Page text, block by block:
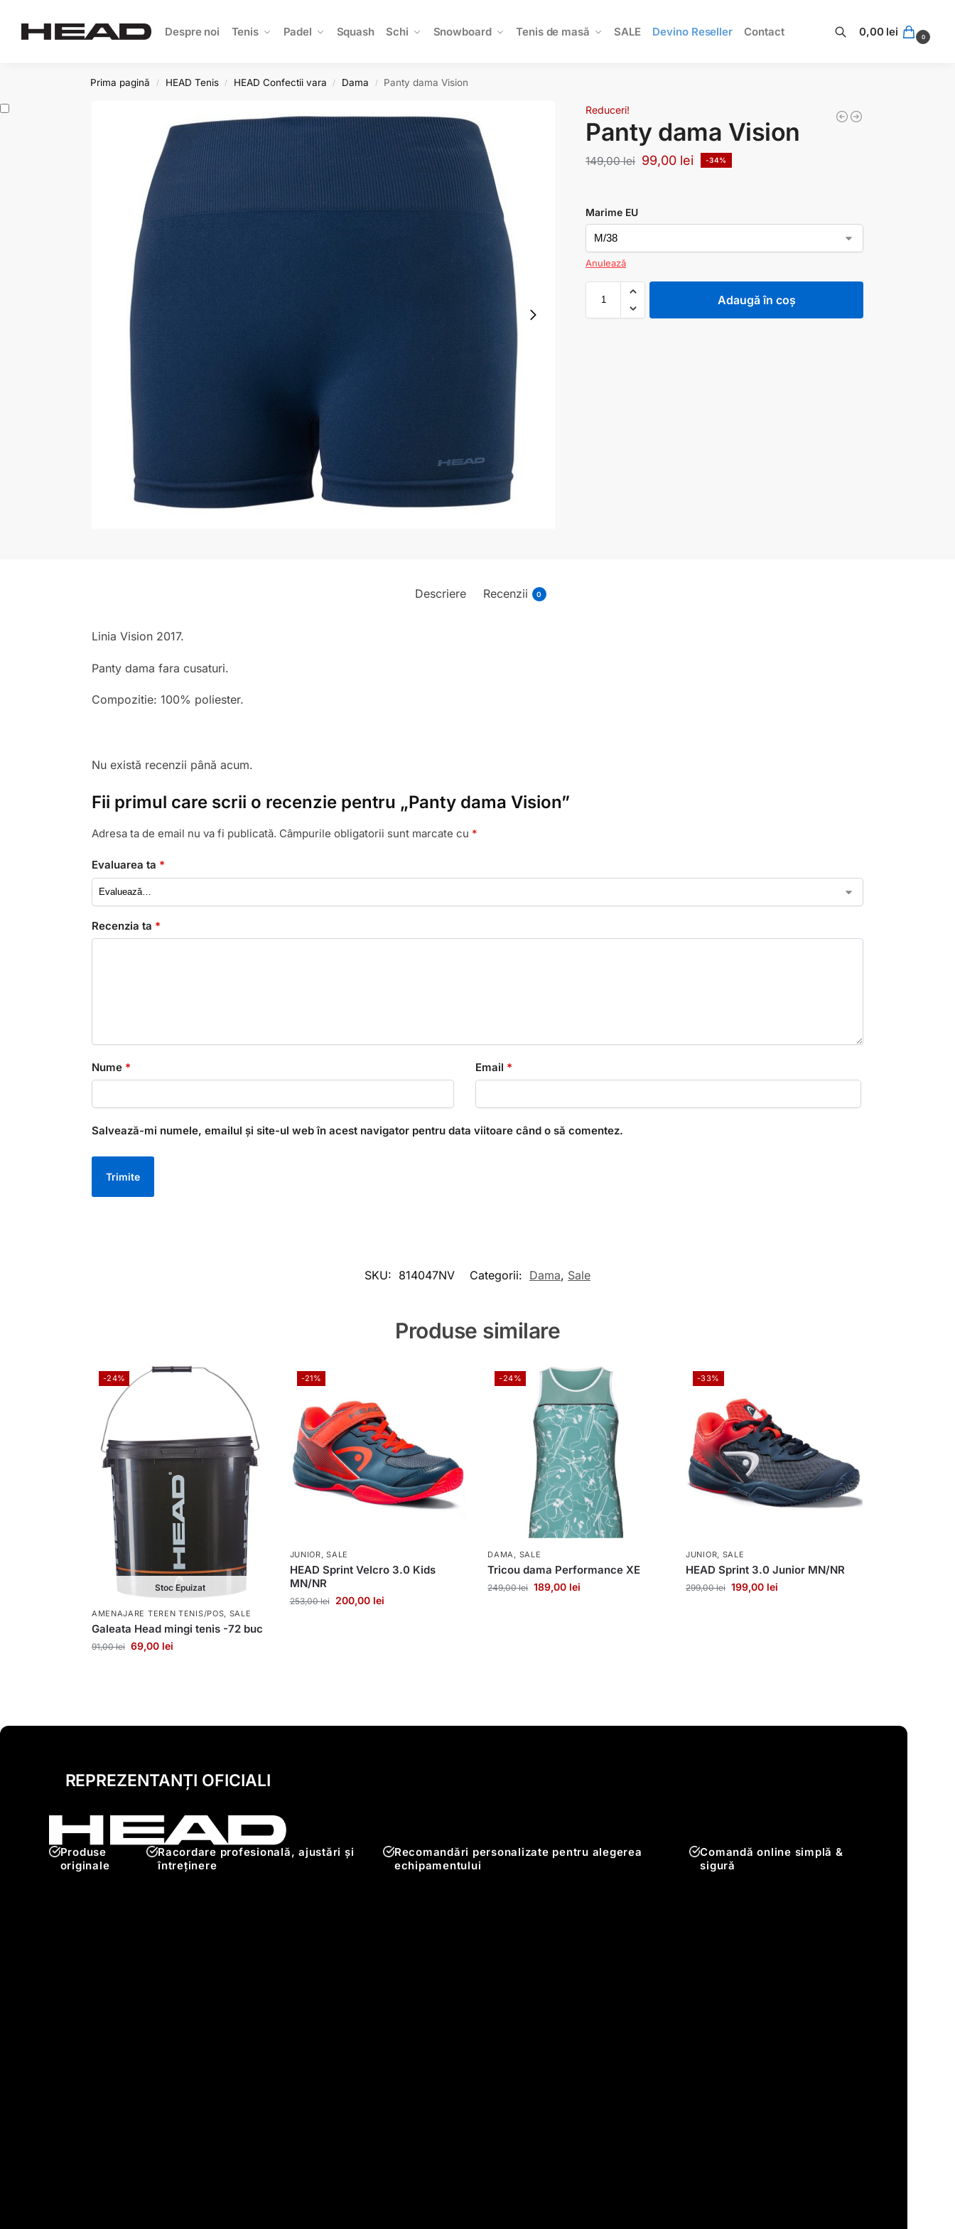
Despre noi Tenis Padel Squash Schi Snowboard Tenis de masă SALE Devino Reseller Contact
Search
0,00 lei 0
Prima pagină / HEAD Tenis / HEAD Confectii vara / Dama / Panty dama Vision
Reduceri!
Panty dama Vision
149,00lei 99,00 lei -34%
Marime EU
Anulează
Adaugă în coș
Descriere Recenzii 0
Linia Vision 2017.
Panty dama fara cusaturi.
Compozitie: 100% poliester.
Nu există recenzii până acum.
Fii primul care scrii o recenzie pentru „Panty dama Vision”
Adresa ta de email nu va fi publicată. Câmpurile obligatorii sunt marcate cu *
Evaluarea ta *
Recenzia ta *
Nume * Email *
Salvează-mi numele, emailul și site-ul web în acest navigator pentru data viitoare când o să comentez.
SKU: 814047NV Categorii: Dama, Sale
Produse similare
-24%
Stoc Epuizat
AMENAJARE TEREN TENIS/POS, SALE
Galeata Head mingi tenis -72 buc
91,00lei 69,00 lei
-21%
JUNIOR,SALE
HEAD Sprint Velcro 3.0 Kids
MN/NR
253,00lei 200,00 lei
-24%
DAMA, SALE
Tricou dama Performance XE
249,00lei 189,00 lei
-33%
JUNIOR, SALE
HEAD Sprint 3.0 Junior MN/NR
299,00lei 199,00 lei
REPREZENTANȚI OFICIALI
Produse
originale
Racordare profesională, ajustări și
întreținere
Recomandări personalizate pentru alegerea
echipamentului
Comandă online simplă &
sigură